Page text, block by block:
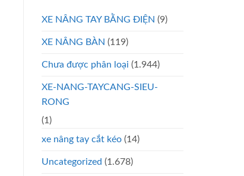
XE NÂNG TAY BẰNG ĐIỆN (9)
XE NÂNG BÀN (119)
Chưa được phân loại (1.944)
XE-NANG-TAYCANG-SIEU-
RONG
(1)
xe nâng tay cắt kéo (14)
Uncategorized (1.678)